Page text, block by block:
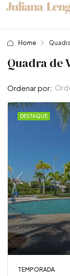
Home
Quadra de
Ordenar por:
DESTAQUE
TEMPORADA